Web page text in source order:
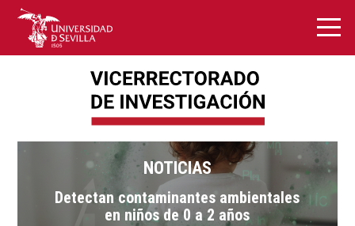
NOTICIAS
Detectan contaminantes ambientales
en niños de 0 a 2 años